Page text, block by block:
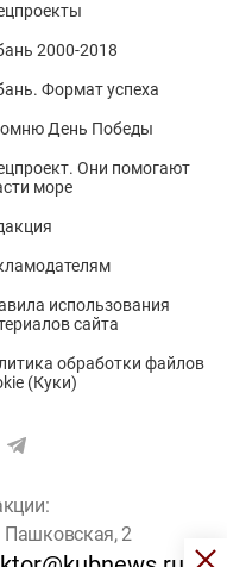
2000-2018
Формат успеха
День Победы
Они помогают
море
использования
сайта
обработки файлов
(Куки)
Пашковская, 2